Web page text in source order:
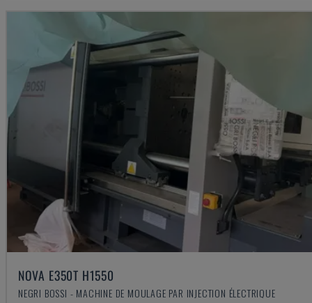
NOVA E350T H1550
NEGRI BOSSI - MACHINE DE MOULAGE PAR INJECTION ÉLECTRIQUE